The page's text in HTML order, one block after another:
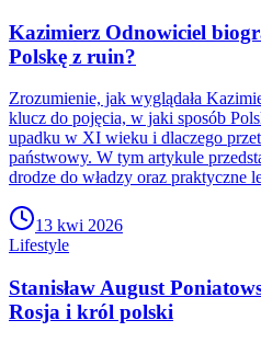
Kazimierz Odnowiciel
Polskę z ruin?
Zrozumienie, jak wyglądała
klucz do pojęcia, w jaki sposób
upadku w XI wieku i dlaczego
państwowy. W tym artykule
drodze do władzy oraz praktyczne
13 kwi 2026
Lifestyle
Stanisław August
Rosja i król polski